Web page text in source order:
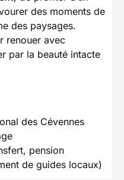
des moments de
des paysages.
renouer avec
par la beauté intacte
des Cévennes
pension
de guides locaux)